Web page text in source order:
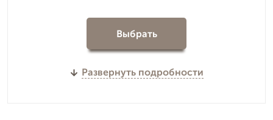
Выбрать
Развернуть подробности